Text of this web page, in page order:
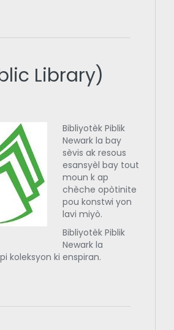
Library)
Bibliyotèk Piblik
Newark la bay
sèvis ak resous
esansyèl bay tout
moun k ap
chèche opòtinite
pou konstwi yon
lavi miyò.
Bibliyotèk Piblik
Newark la
koleksyon ki enspiran.